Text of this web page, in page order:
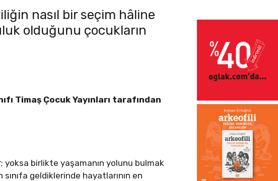
nasıl bir seçim hâline
olduğunu çocukların
Timaş Çocuk Yayınları tarafından
yoksa birlikte yaşamanın yolunu bulmak
geldiklerinde hayatlarının en